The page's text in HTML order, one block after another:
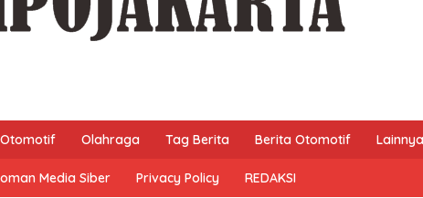
Otomotif Olahraga Tag Berita Berita Otomotif Lainnya
Media Siber Privacy Policy REDAKSI